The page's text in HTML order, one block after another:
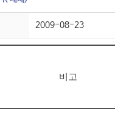
2009-08-23
비고